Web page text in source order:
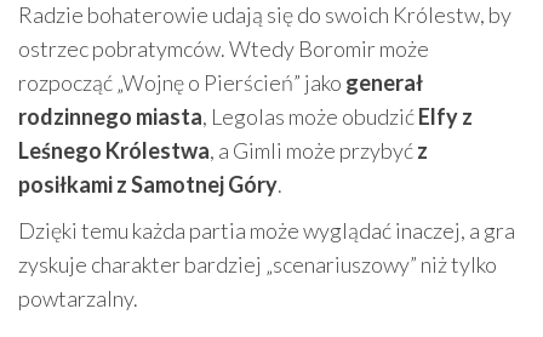
Radzie bohaterowie udają się do swoich Królestw, by
ostrzec pobratymców. Wtedy Boromir może
rozpocząć „Wojnę o Pierścień” jako generał
rodzinnego miasta, Legolas może obudzićElfy z
Leśnego Królestwa, a Gimli może przybyćz
posiłkami z Samotnej Góry.
Dzięki temu każda partia może wyglądać inaczej, a gra
zyskuje charakter bardziej „scenariuszowy” niż tylko
powtarzalny.